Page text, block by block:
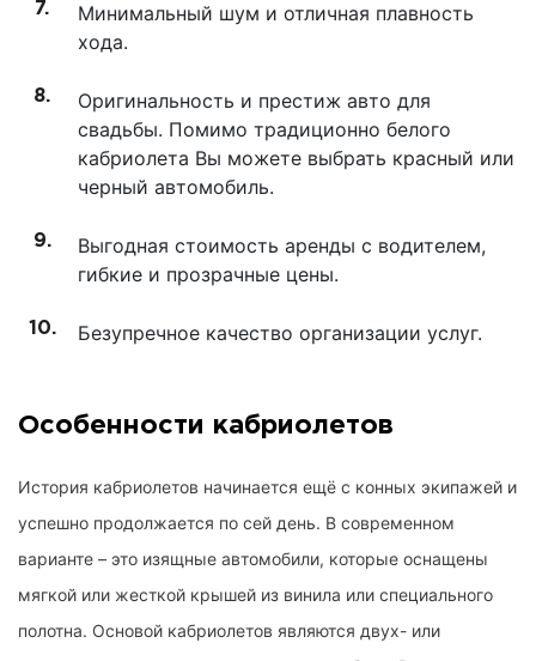
Минимальный шум и отличная плавность
хода.
Оригинальность и престиж авто для
свадьбы. Помимо традиционно белого
кабриолета Вы можете выбрать красный или
черный автомобиль.
Выгодная стоимость аренды с водителем,
гибкие и прозрачные цены.
Безупречное качество организации услуг.
Особенности кабриолетов
История кабриолетов начинается ещё с конных экипажей и
успешно продолжается по сей день. В современном
варианте – это изящные автомобили, которые оснащены
мягкой или жесткой крышей из винила или специального
полотна. Основой кабриолетов являются двух- или